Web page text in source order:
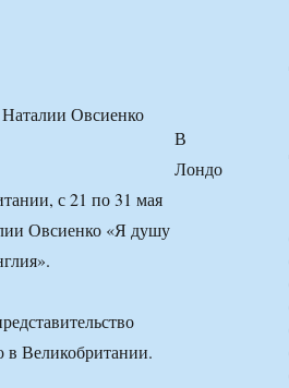
В
Лондо
с 21 по 31 мая
Овсиенко «Я душу
в Великобритании.